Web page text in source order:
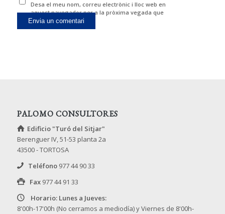
Desa el meu nom, correu electrònic i lloc web en
aquest navegador per a la pròxima vegada que
comenti.
PALOMO CONSULTORES
Edificio "Turó del Sitjar"
Berenguer IV, 51-53 planta 2a
43500 - TORTOSA
Teléfono 977 44 90 33
Fax 977 44 91 33
Horario: Lunes a Jueves:
8'00h-17'00h (No cerramos a mediodía) y Viernes de 8'00h-